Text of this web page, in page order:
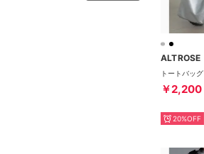
ALTROSE
￥2,200
20%OFF